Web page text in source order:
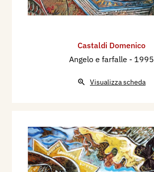
Castaldi Domenico
Angelo e farfalle - 1995
Visualizza scheda